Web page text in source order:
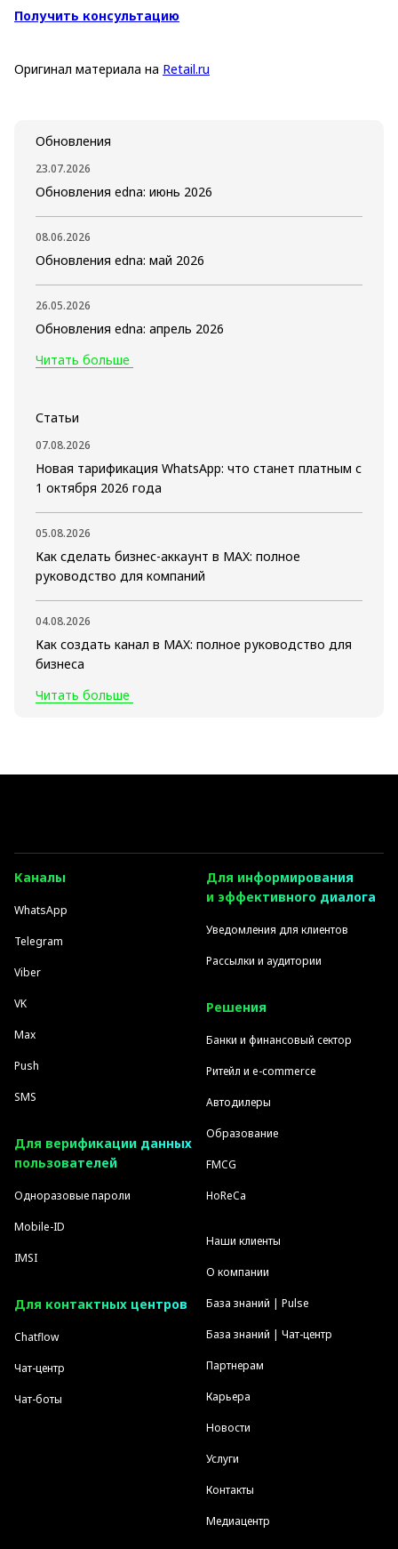
Получить консультацию
Оригинал материала на Retail.ru
Обновления
23.07.2026
Обновления edna: июнь 2026
08.06.2026
Обновления edna: май 2026
26.05.2026
Обновления edna: апрель 2026
Читать больше
Статьи
07.08.2026
Новая тарификация WhatsApp: что станет платным с
1 октября 2026 года
05.08.2026
Как сделать бизнес-аккаунт в MAX: полное
руководство для компаний
04.08.2026
Как создать канал в MAX: полное руководство для
бизнеса
Читать больше
Каналы
WhatsApp
Telegram
Viber
VK
Max
Push
SMS
Для верификации данных
пользователей
Одноразовые пароли
Mobile-ID
IMSI
Для контактных центров
Chatflow
Чат-центр
Чат-боты
Для информирования
и эффективного диалога
Уведомления для клиентов
Рассылки и аудитории
Решения
Банки и финансовый сектор
Ритейл и e-commerce
Автодилеры
Образование
FMCG
HoReCa
Наши клиенты
О компании
База знаний | Pulse
База знаний | Чат-центр
Партнерам
Карьера
Новости
Услуги
Контакты
Медиацентр